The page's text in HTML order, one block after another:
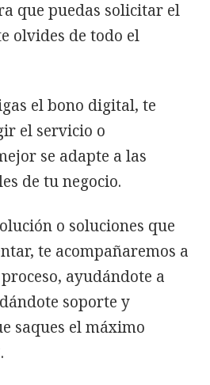
que puedas solicitar el
olvides de todo el
el bono digital, te
el servicio o
se adapte a las
de tu negocio.
o soluciones que
te acompañaremos a
ayudándote a
soporte y
saques el máximo